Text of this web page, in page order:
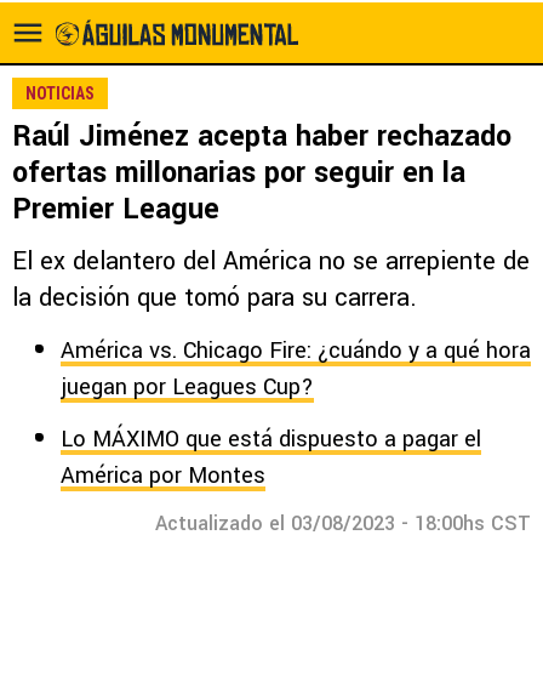
NOTICIAS
Raúl Jiménez acepta haber rechazado
ofertas millonarias por seguir en la
Premier League
El ex delantero del América no se arrepiente de
la decisión que tomó para su carrera.
América vs. Chicago Fire: ¿cuándo y a qué hora
juegan por Leagues Cup?
Lo MÁXIMO que está dispuesto a pagar el
América por Montes
Actualizado el 03/08/2023 - 18:00hs CST